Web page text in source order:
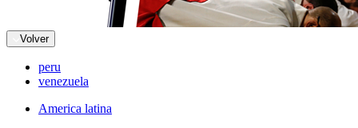
Volver
peru
venezuela
America latina